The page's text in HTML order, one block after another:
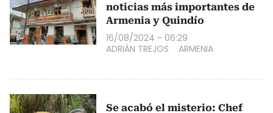
noticias más importantes de
Armenia y Quindío
16/08/2024 - 06:29
ADRIÁN TREJOS
ARMENIA
Se acabó el misterio: Chef